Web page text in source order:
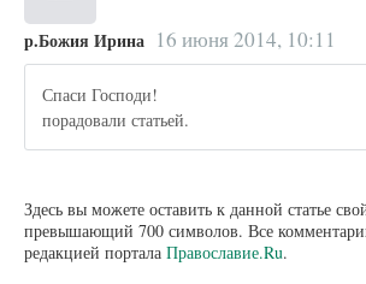
р.Божия Ирина 16 июня 2014, 10:11
Спаси Господи!
порадовали статьей.
Здесь вы можете оставить к данной статье
превышающий 700 символов. Все
редакцией портала Православие.Ru.